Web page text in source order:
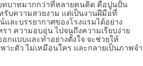
ทบาทมากกว่าที่หลายคนคิด คือปูนปั้น
รับความสวยงาม แต่เป็นงานฝีมือที่
ละบรรยากาศของโรงแรมได้อย่าง
า ความอบอุ่น ไปจนถึงความเรียบง่าย
กแบบและทำอย่างตั้งใจ จะช่วยให้
าะตัว ไม่เหมือนใคร และกลายเป็นภาพจำ